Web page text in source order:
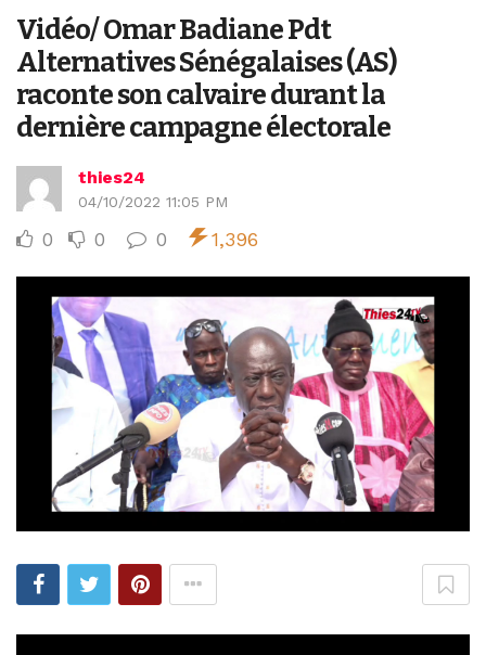
Vidéo/ Omar Badiane Pdt
Alternatives Sénégalaises (AS)
raconte son calvaire durant la
dernière campagne électorale
thies24
04/10/2022 11:05 PM
0 0 0 1,396